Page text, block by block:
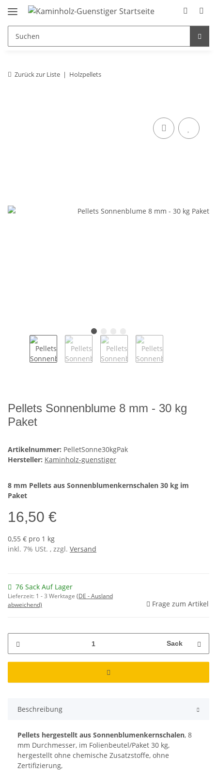
Zurück zur Liste Holzpellets
Pellets Sonnenblume 8 mm - 30 kg
Paket
Artikelnummer: PelletSonne30kgPak
Hersteller: Kaminholz-guenstiger
8 mm Pellets aus Sonnenblumenkernschalen 30 kg im
Paket
16,50 €
0,55 € pro 1 kg
inkl. 7% USt. , zzgl. Versand
76 Sack Auf Lager
Lieferzeit: 1 - 3 Werktage (DE - Ausland
abweichend)
Frage zum Artikel
Sack
Beschreibung
Pellets hergestellt aus Sonnenblumenkernschalen, 8
mm Durchmesser, im Folienbeutel/Paket 30 kg,
hergestellt ohne chemische Zusatzstoffe, ohne
Zertifizierung,